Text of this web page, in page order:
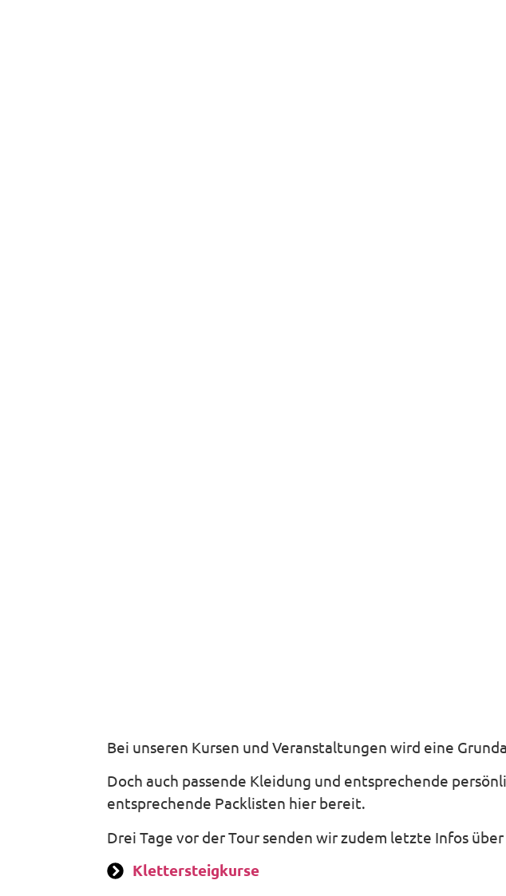
mitbringt
Packlisten
Bei unseren Kursen und Veranstaltungen wird eine
Doch auch passende Kleidung und entsprechende
entsprechende Packlisten hier bereit.
Drei Tage vor der Tour senden wir zudem letzte Infos
Klettersteigkurse